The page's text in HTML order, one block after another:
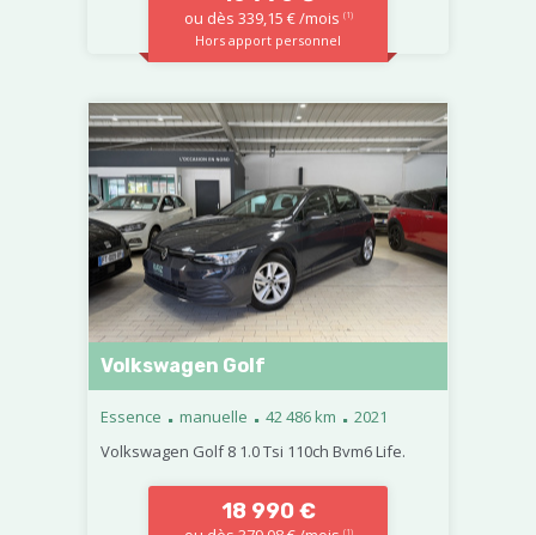
ou dès 339,15 € /mois (1)
Hors apport personnel
Volkswagen Golf
Essence . manuelle . 42 486 km . 2021
Volkswagen Golf 8 1.0 Tsi 110ch Bvm6 Life.
18 990 €
(1)